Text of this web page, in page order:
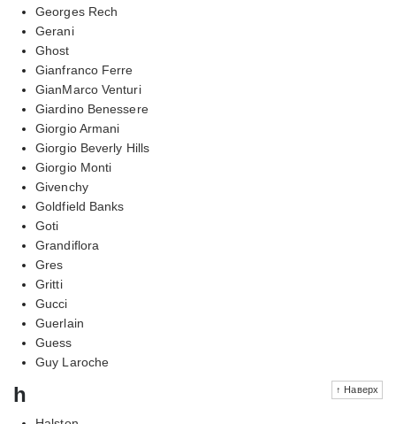
Georges Rech
Gerani
Ghost
Gianfranco Ferre
GianMarco Venturi
Giardino Benessere
Giorgio Armani
Giorgio Beverly Hills
Giorgio Monti
Givenchy
Goldfield Banks
Goti
Grandiflora
Gres
Gritti
Gucci
Guerlain
Guess
Guy Laroche
↑ Наверх
h